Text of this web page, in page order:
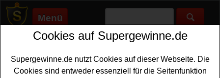
Menü
Supergewinne.de>Gewinnspiele>Katzenfutter
Katzenfutter Gewinnspiel - kostenlos
Katzenfutter gewinnen
Cookies auf Supergewinne.de
Supergewinne.de nutzt Cookies auf dieser Webseite. Die
Cookies sind entweder essenziell für die Seitenfunktion